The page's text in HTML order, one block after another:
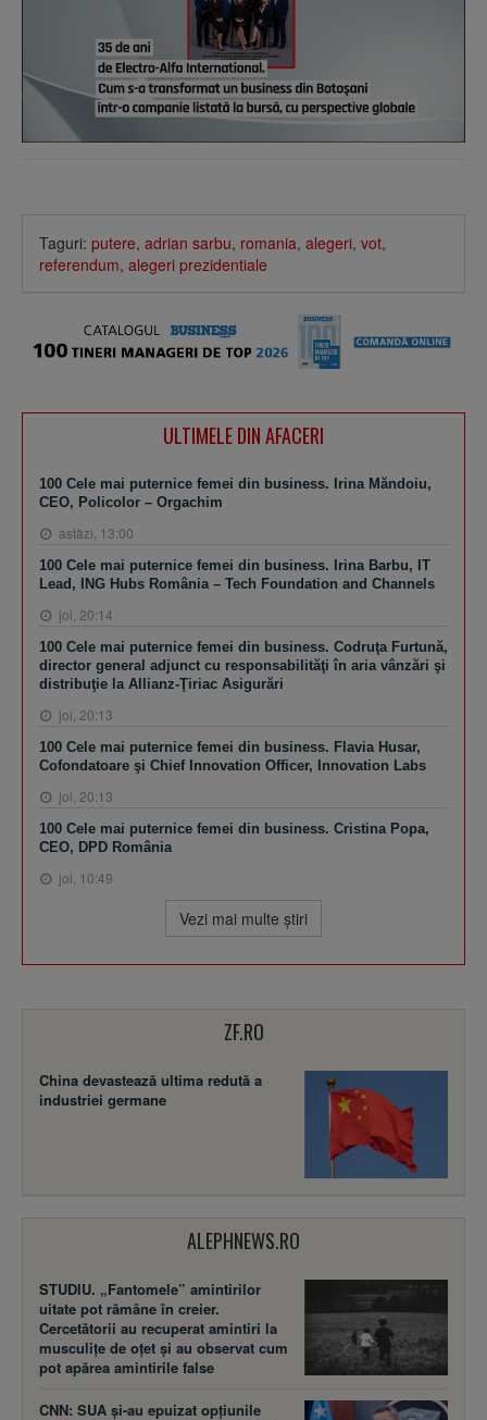
Taguri: putere, adrian sarbu, romania, alegeri, vot,
referendum, alegeri prezidentiale
ULTIMELE DIN AFACERI
100 Cele mai puternice femei din business. Irina Măndoiu,
CEO, Policolor – Orgachim
astăzi, 13:00
100 Cele mai puternice femei din business. Irina Barbu, IT
Lead, ING Hubs România – Tech Foundation and Channels
joi, 20:14
100 Cele mai puternice femei din business. Codruţa Furtună,
director general adjunct cu responsabilităţi în aria vânzări şi
distribuţie la Allianz-Ţiriac Asigurări
joi, 20:13
100 Cele mai puternice femei din business. Flavia Husar,
Cofondatoare şi Chief Innovation Officer, Innovation Labs
joi, 20:13
100 Cele mai puternice femei din business. Cristina Popa,
CEO, DPD România
joi, 10:49
Vezi mai multe ştiri
ZF.RO
China devastează ultima redută a
industriei germane
ALEPHNEWS.RO
STUDIU. „Fantomele” amintirilor
uitate pot rămâne în creier.
Cercetătorii au recuperat amintiri la
musculițe de oțet și au observat cum
pot apărea amintirile false
CNN: SUA şi-au epuizat opțiunile